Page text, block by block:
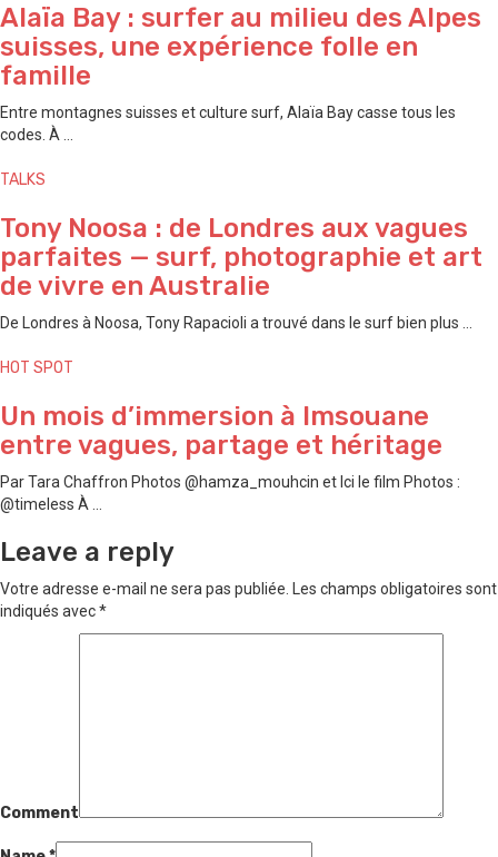
Alaïa Bay : surfer au milieu des Alpes
suisses, une expérience folle en
famille
Entre montagnes suisses et culture surf, Alaïa Bay casse tous les
codes. À ...
TALKS
Tony Noosa : de Londres aux vagues
parfaites — surf, photographie et art
de vivre en Australie
De Londres à Noosa, Tony Rapacioli a trouvé dans le surf bien plus ...
HOT SPOT
Un mois d’immersion à Imsouane
entre vagues, partage et héritage
Par Tara Chaffron Photos @hamza_mouhcin et Ici le film Photos :
@timeless À ...
Leave a reply
Votre adresse e-mail ne sera pas publiée. Les champs obligatoires sont
indiqués avec*
Comment